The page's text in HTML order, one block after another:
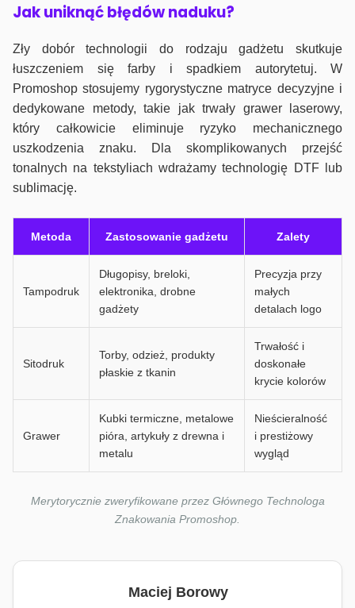
Jak uniknąć błędów naduku?
Zły dobór technologii do rodzaju gadżetu skutkuje
łuszczeniem się farby i spadkiem autorytetuj. W
Promoshop stosujemy rygorystyczne matryce decyzyjne i
dedykowane metody, takie jak trwały grawer laserowy,
który całkowicie eliminuje ryzyko mechanicznego
uszkodzenia znaku. Dla skomplikowanych przejść
tonalnych na tekstyliach wdrażamy technologię DTF lub
sublimację.
Metoda Zastosowanie gadżetu Zalety
Tampodruk
Długopisy, breloki,
elektronika, drobne
gadżety
Precyzja przy
małych
detalach logo
Sitodruk
Torby, odzież, produkty
płaskie z tkanin
Trwałość i
doskonałe
krycie kolorów
Grawer
Kubki termiczne, metalowe
pióra, artykuły z drewna i
metalu
Nieścieralność
i prestiżowy
wygląd
Merytorycznie zweryfikowane przez Głównego Technologa
Znakowania Promoshop.
Maciej Borowy